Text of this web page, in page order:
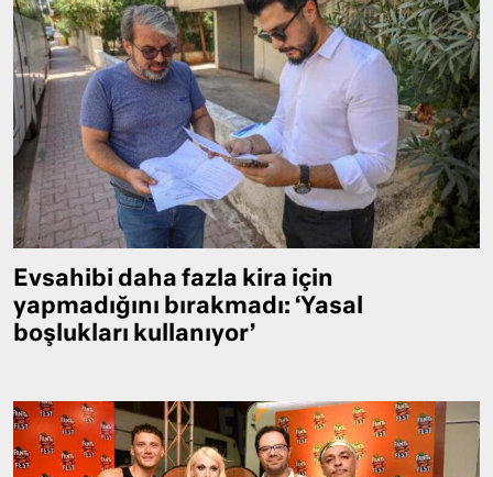
Evsahibi daha fazla kira için
yapmadığını bırakmadı: ‘Yasal
boşlukları kullanıyor’